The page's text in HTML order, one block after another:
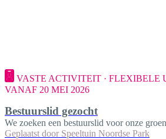
VASTE ACTIVITEIT · FLEXIBELE
VANAF 20 MEI 2026
Bestuurslid gezocht
We zoeken een bestuurslid voor onze
Geplaatst door Speeltuin Noordse Park